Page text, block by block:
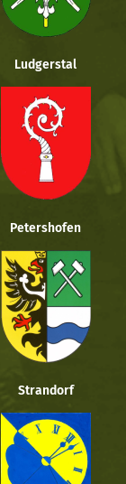
Ludgerstal
Petershofen
Strandorf